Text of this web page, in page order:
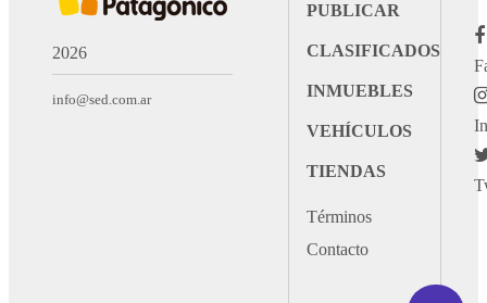
2026
info@sed.com.ar
PUBLICAR
CLASIFICADOS
INMUEBLES
VEHÍCULOS
TIENDAS
Términos
Contacto